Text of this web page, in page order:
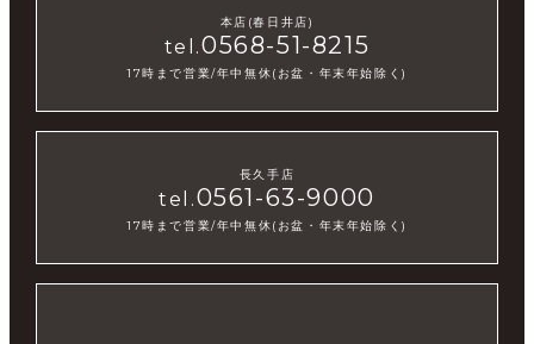
本店(春日井店)
tel.0568-51-8215
17時まで営業/年中無休(お盆・年末年始除く)
長久手店
tel.0561-63-9000
17時まで営業/年中無休(お盆・年末年始除く)